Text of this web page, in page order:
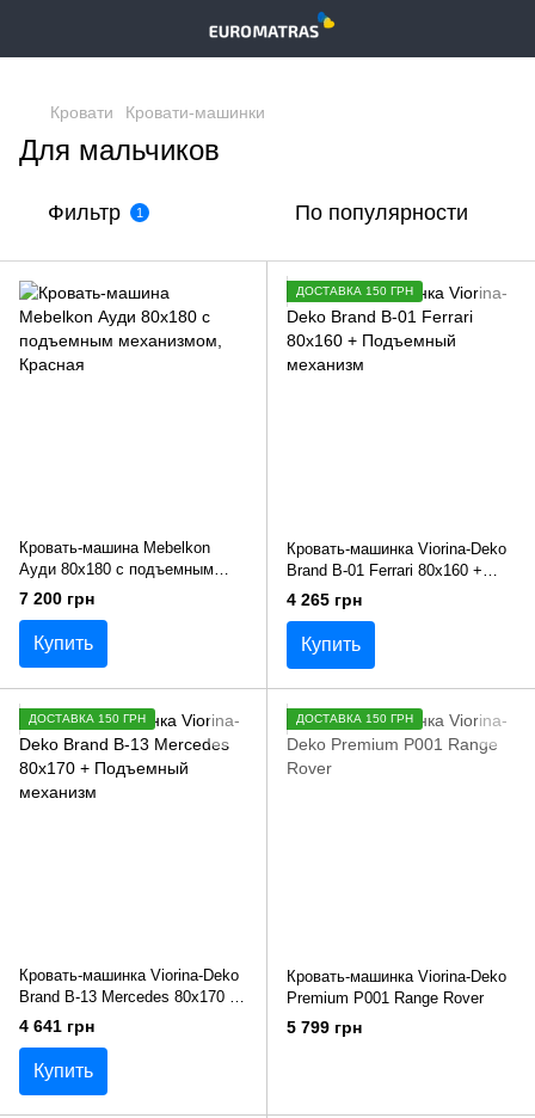
Кровати Кровати-машинки
Для мальчиков
Фильтр 1 По популярности
Кровать-машина Mebelkon
Ауди 80х180 с подъемным
механизмом, Красная
7 200 грн
Купить
ДОСТАВКА 150 ГРН
Кровать-машинка Viorina-Deko
Brand B-01 Ferrari 80х160 +
Подъемный механизм
4 265 грн
Купить
ДОСТАВКА 150 ГРН
Кровать-машинка Viorina-Deko
Brand B-13 Mercedes 80х170 +
Подъемный механизм
4 641 грн
Купить
ДОСТАВКА 150 ГРН
Кровать-машинка Viorina-Deko
Premium Р001 Range Rover
5 799 грн